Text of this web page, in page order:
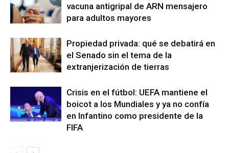
vacuna antigripal de ARN mensajero
para adultos mayores
Propiedad privada: qué se debatirá en
el Senado sin el tema de la
extranjerización de tierras
Crisis en el fútbol: UEFA mantiene el
boicot a los Mundiales y ya no confía
en Infantino como presidente de la
FIFA